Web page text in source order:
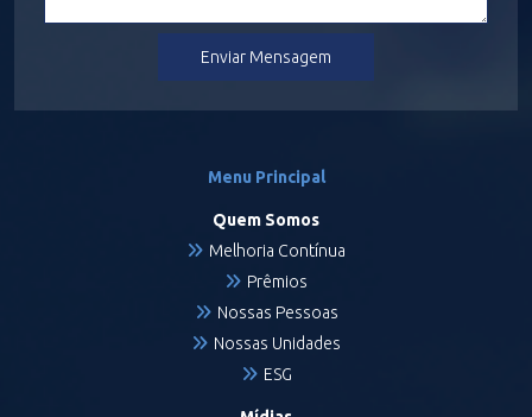
Enviar Mensagem
Menu Principal
Quem Somos
Melhoria Contínua
Prêmios
Nossas Pessoas
Nossas Unidades
ESG